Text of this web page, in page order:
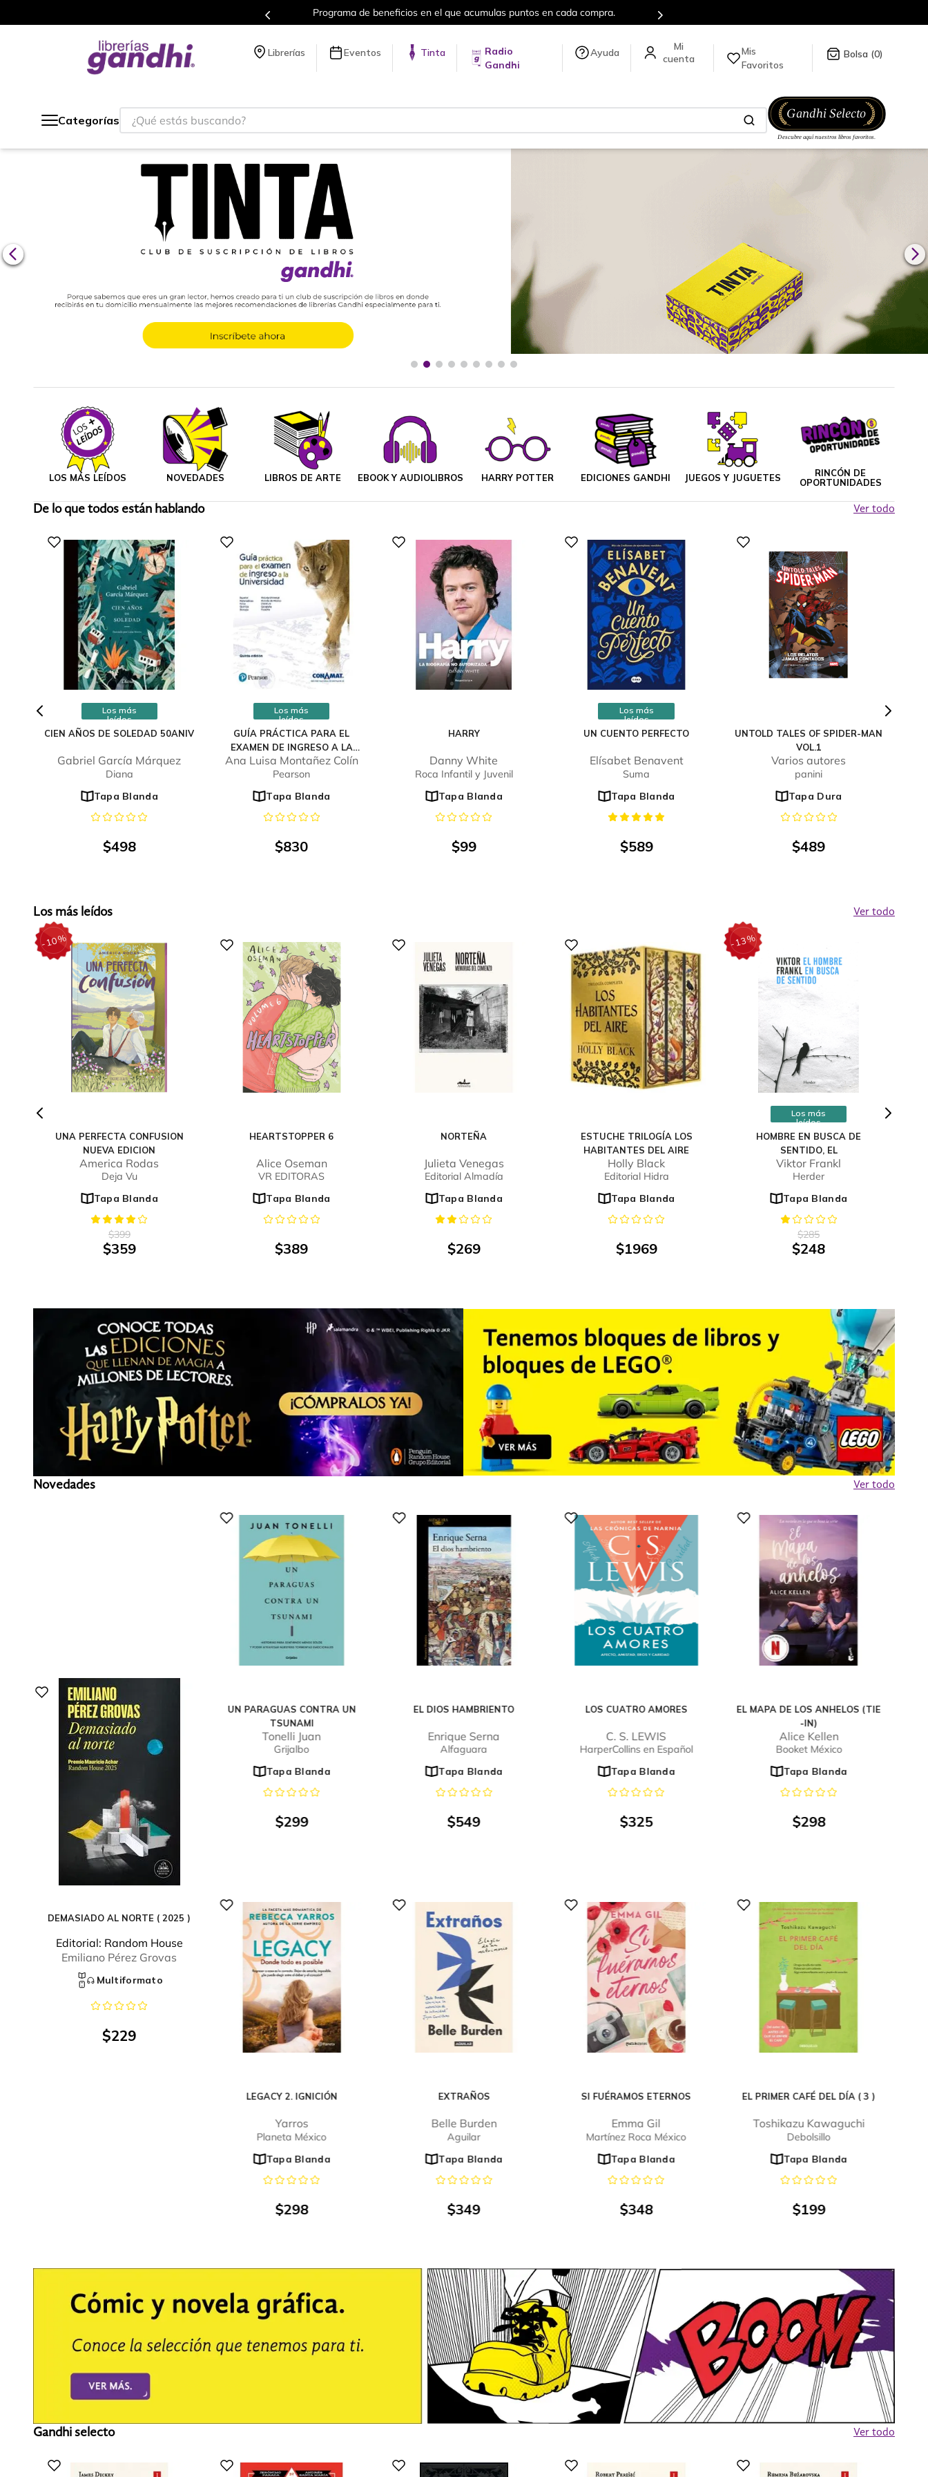
Más de 5 millones de títulos en nuestra tienda en línea.
Librerías Eventos Tinta
Radio
Gandhi
Ayuda
Mis
Favoritos
0
Categorías
¿Qué estás buscando?
LOS MÁS LEÍDOS NOVEDADES LIBROS DE ARTE EBOOK Y AUDIOLIBROS HARRY POTTER EDICIONES GANDHI JUEGOS Y JUGUETES
RINCÓN DE
OPORTUNIDADES
De lo que todos están hablando Ver todo
Los más
leídos
CIEN AÑOS DE SOLEDAD 50ANIV
Gabriel García Márquez
Diana
Tapa Blanda
$498
Los más
leídos
GUÍA PRÁCTICA PARA EL
EXAMEN DE INGRESO A LA
UNIVERSIDAD
Ana Luisa Montañez Colín
Pearson
Tapa Blanda
$830
HARRY
Danny White
Roca Infantil y Juvenil
Tapa Blanda
$99
Los más
leídos
UN CUENTO PERFECTO
Elísabet Benavent
Suma
Tapa Blanda
$589
UNTOLD TALES OF SPIDER-MAN
VOL.1
Varios autores
panini
Tapa Dura
$489
Los más leídos Ver todo
UNA PERFECTA CONFUSION
NUEVA EDICION
America Rodas
Deja Vu
Tapa Blanda
-10%
$399
$359
HEARTSTOPPER 6
Alice Oseman
VR EDITORAS
Tapa Blanda
$389
NORTEÑA
Julieta Venegas
Editorial Almadía
Tapa Blanda
$269
ESTUCHE TRILOGÍA LOS
HABITANTES DEL AIRE
Holly Black
Editorial Hidra
Tapa Blanda
$1969
Los más
leídos
HOMBRE EN BUSCA DE
SENTIDO, EL
Viktor Frankl
Herder
Tapa Blanda
-13%
$285
$248
Novedades Ver todo
DEMASIADO AL NORTE ( 2025 )
Editorial: Random House
Emiliano Pérez Grovas
Multiformato
$229
UN PARAGUAS CONTRA UN
TSUNAMI
Tonelli Juan
Grijalbo
Tapa Blanda
$299
EL DIOS HAMBRIENTO
Enrique Serna
Alfaguara
Tapa Blanda
$549
LOS CUATRO AMORES
C. S. LEWIS
HarperCollins en Español
Tapa Blanda
$325
EL MAPA DE LOS ANHELOS (TIE
-IN)
Alice Kellen
Booket México
Tapa Blanda
$298
LEGACY 2. IGNICIÓN
Yarros
Planeta México
Tapa Blanda
$298
EXTRAÑOS
Belle Burden
Aguilar
Tapa Blanda
$349
SI FUÉRAMOS ETERNOS
Emma Gil
Martínez Roca México
Tapa Blanda
$348
EL PRIMER CAFÉ DEL DÍA ( 3 )
Toshikazu Kawaguchi
Debolsillo
Tapa Blanda
$199
Gandhi selecto Ver todo